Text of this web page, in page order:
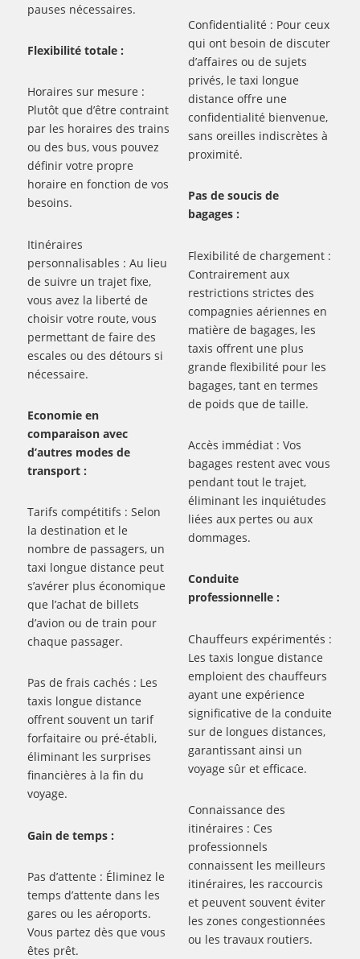
pauses nécessaires.
Flexibilité totale :
Horaires sur mesure :
Plutôt que d’être contraint
par les horaires des trains
ou des bus, vous pouvez
définir votre propre
horaire en fonction de vos
besoins.
Itinéraires
personnalisables : Au lieu
de suivre un trajet fixe,
vous avez la liberté de
choisir votre route, vous
permettant de faire des
escales ou des détours si
nécessaire.
Economie en
comparaison avec
d’autres modes de
transport :
Tarifs compétitifs : Selon
la destination et le
nombre de passagers, un
taxi longue distance peut
s’avérer plus économique
que l’achat de billets
d’avion ou de train pour
chaque passager.
Pas de frais cachés : Les
taxis longue distance
offrent souvent un tarif
forfaitaire ou pré-établi,
éliminant les surprises
financières à la fin du
voyage.
Gain de temps :
Pas d’attente : Éliminez le
temps d’attente dans les
gares ou les aéroports.
Vous partez dès que vous
êtes prêt.
Confidentialité : Pour ceux
qui ont besoin de discuter
d’affaires ou de sujets
privés, le taxi longue
distance offre une
confidentialité bienvenue,
sans oreilles indiscrètes à
proximité.
Pas de soucis de
bagages :
Flexibilité de chargement :
Contrairement aux
restrictions strictes des
compagnies aériennes en
matière de bagages, les
taxis offrent une plus
grande flexibilité pour les
bagages, tant en termes
de poids que de taille.
Accès immédiat : Vos
bagages restent avec vous
pendant tout le trajet,
éliminant les inquiétudes
liées aux pertes ou aux
dommages.
Conduite
professionnelle :
Chauffeurs expérimentés :
Les taxis longue distance
emploient des chauffeurs
ayant une expérience
significative de la conduite
sur de longues distances,
garantissant ainsi un
voyage sûr et efficace.
Connaissance des
itinéraires : Ces
professionnels
connaissent les meilleurs
itinéraires, les raccourcis
et peuvent souvent éviter
les zones congestionnées
ou les travaux routiers.